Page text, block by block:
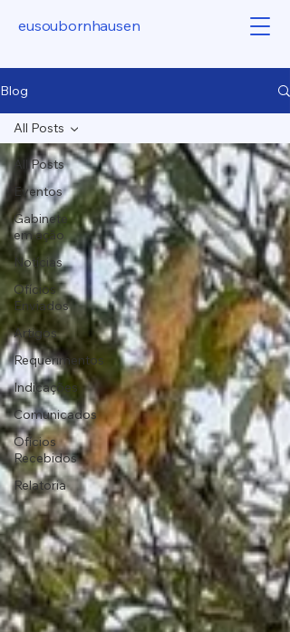
eusoubornhausen
Blog
All Posts
Eventos
Gabinete
em ação
Notícias
Ofícios
Enviados
Artigos
Requerimentos
Indicações
Comunicados
Ofícios
Recebidos
Relatoria
All Posts